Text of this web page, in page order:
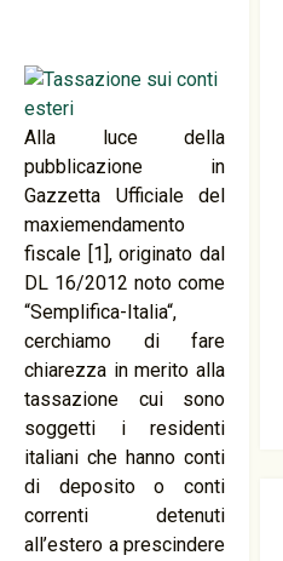
Alla luce della
pubblicazione in
Gazzetta Ufficiale del
maxiemendamento
fiscale [1], originato dal
DL 16/2012 noto come
“Semplifica-Italia“,
cerchiamo di fare
chiarezza in merito alla
tassazione cui sono
soggetti i residenti
italiani che hanno conti
di deposito o conti
correnti detenuti
all’estero a prescindere